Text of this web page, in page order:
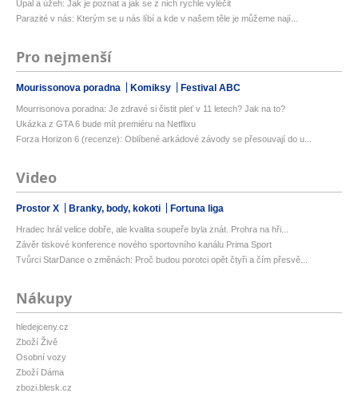
Úpal a úžeh: Jak je poznat a jak se z nich rychle vyléčit
Parazité v nás: Kterým se u nás líbí a kde v našem těle je můžeme nají...
Pro nejmenší
Mourissonova poradna Komiksy Festival ABC
Mourrisonova poradna: Je zdravé si čistit pleť v 11 letech? Jak na to?
Ukázka z GTA 6 bude mít premiéru na Netflixu
Forza Horizon 6 (recenze): Oblíbené arkádové závody se přesouvají do u...
Video
Prostor X Branky, body, kokoti Fortuna liga
Hradec hrál velice dobře, ale kvalita soupeře byla znát. Prohra na hři...
Závěr tiskové konference nového sportovního kanálu Prima Sport
Tvůrci StarDance o změnách: Proč budou porotci opět čtyři a čím přesvě...
Nákupy
hledejceny.cz
Zboží Živě
Osobní vozy
Zboží Dáma
zbozi.blesk.cz